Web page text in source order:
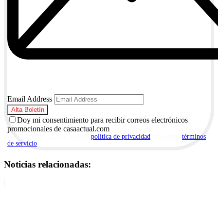
Email Address
Doy mi consentimiento para recibir correos electrónicos
promocionales de casaactual.com
política de privacidad
términos
de servicio
Noticias relacionadas: